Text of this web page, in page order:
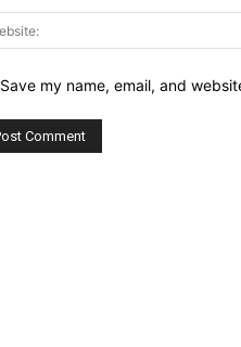
Save my name, email, and